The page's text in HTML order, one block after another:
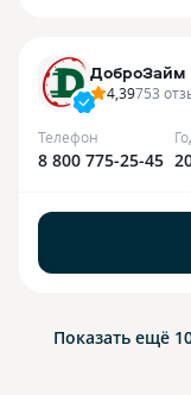
ДоброЗайм
4,39753
Телефон
8 800 775-25-45
Показать ещё